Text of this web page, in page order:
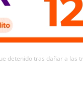
detenido tras dañar a las